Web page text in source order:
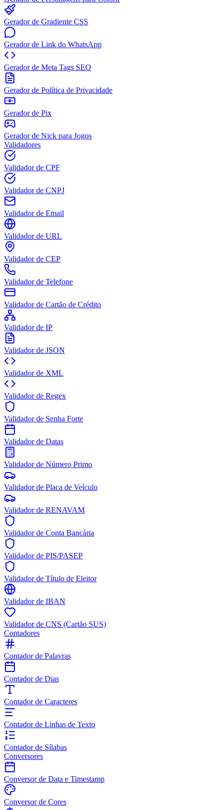
Gerador de Gradiente CSS
Gerador de Link do WhatsApp
Gerador de Meta Tags SEO
Gerador de Política de Privacidade
Gerador de Pix
Gerador de Nick para Jogos
Validadores
Validador de CPF
Validador de CNPJ
Validador de Email
Validador de URL
Validador de CEP
Validador de Telefone
Validador de Cartão de Crédito
Validador de IP
Validador de JSON
Validador de XML
Validador de Regex
Validador de Senha Forte
Validador de Datas
Validador de Número Primo
Validador de Placa de Veículo
Validador de RENAVAM
Validador de Conta Bancária
Validador de PIS/PASEP
Validador de Título de Eleitor
Validador de IBAN
Validador de CNS (Cartão SUS)
Contadores
Contador de Palavras
Contador de Dias
Contador de Caracteres
Contador de Linhas de Texto
Contador de Sílabas
Conversores
Conversor de Data e Timestamp
Conversor de Cores